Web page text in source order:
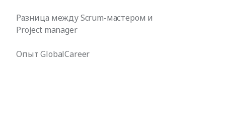
Разница между Scrum-мастером и
Project manager
Опыт GlobalCareer